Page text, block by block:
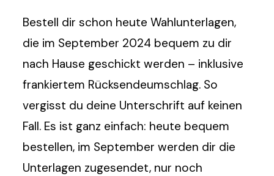
Bestell dir schon heute Wahlunterlagen,
die im September 2024 bequem zu dir
nach Hause geschickt werden – inklusive
frankiertem Rücksendeumschlag. So
vergisst du deine Unterschrift auf keinen
Fall. Es ist ganz einfach: heute bequem
bestellen, im September werden dir die
Unterlagen zugesendet, nur noch